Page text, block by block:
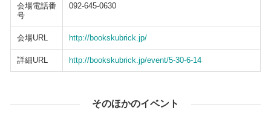
会場電話番
号
092-645-0630
会場URL http://bookskubrick.jp/
詳細URL http://bookskubrick.jp/event/5-30-6-14
そのほかのイベント